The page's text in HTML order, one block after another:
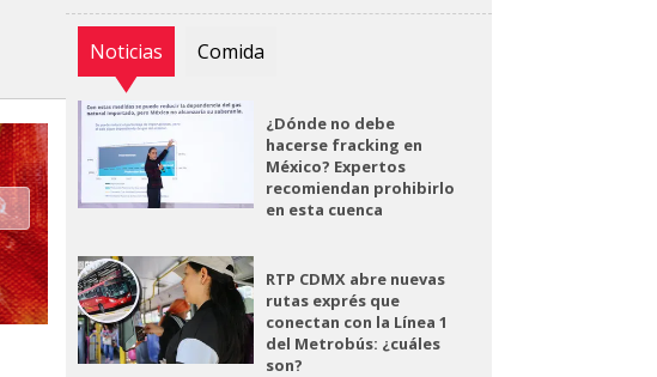
Noticias Comida
¿Dónde no debe
hacerse fracking en
México? Expertos
recomiendan prohibirlo
en esta cuenca
RTP CDMX abre nuevas
rutas exprés que
conectan con la Línea 1
del Metrobús: ¿cuáles
son?